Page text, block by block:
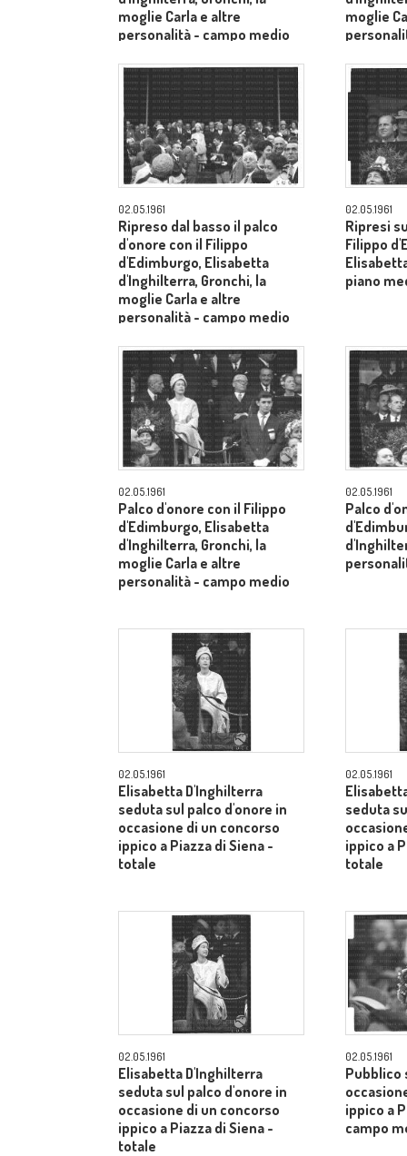
moglie Carla e altre
personalità - campo medio
moglie
02.05.1961
Ripreso dal basso il palco
d'onore con il Filippo
d'Edimburgo, Elisabetta
d'Inghilterra, Gronchi, la
moglie Carla e altre
personalità - campo medio
02.05.1961
Ripresi
Filippo
piano
02.05.1961
Palco d'onore con il Filippo
d'Edimburgo, Elisabetta
d'Inghilterra, Gronchi, la
moglie Carla e altre
personalità - campo medio
02.05.1961
Palco
02.05.1961
Elisabetta D'Inghilterra
seduta sul palco d'onore in
occasione di un concorso
ippico a Piazza di Siena -
totale
02.05.1961
seduta
ippico a
totale
02.05.1961
Elisabetta D'Inghilterra
seduta sul palco d'onore in
occasione di un concorso
ippico a Piazza di Siena -
totale
02.05.1961
Pubblico
ippico a
campo